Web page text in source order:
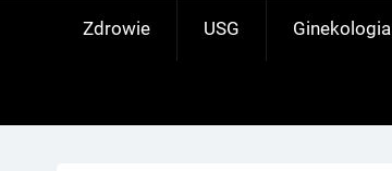
Zdrowie USG Ginekologia